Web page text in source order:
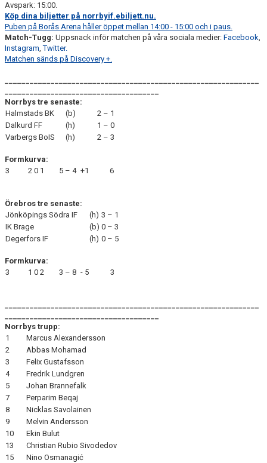
Avspark: 15:00.
Köp dina biljetter på norrbyif.ebiljett.nu.
Puben på Borås Arena håller öppet mellan 14:00 - 15:00 och i paus.
Match-Tugg: Uppsnack inför matchen på våra sociala medier: Facebook,
Instagram,Twitter.
Matchen sänds på Discovery +.
_____________________________________________________________
_____________________________________
Norrbys tre senaste:
Halmstads BK
(b)
2 – 1
Dalkurd FF
(h)
1 – 0
Varbergs BoIS
(h) 2 – 3
Formkurva:
3
2 0 1 5 – 4 +1 6
Örebros tre senaste:
Jönköpings Södra IF
(h) 3 – 1
IK Brage
(b) 0 – 3
Degerfors IF
(h) 0 – 5
Formkurva:
3
1 0 2 3 – 8 - 5 3
_____________________________________________________________
_____________________________________
Norrbys trupp:
1
Marcus Alexandersson
2
Abbas Mohamad
3
Felix Gustafsson
4
Fredrik Lundgren
5
Johan Brannefalk
7
Perparim Beqaj
8
Nicklas Savolainen
9
Melvin Andersson
10
Ekin Bulut
13
Christian Rubio Sivodedov
15
Nino Osmanagić